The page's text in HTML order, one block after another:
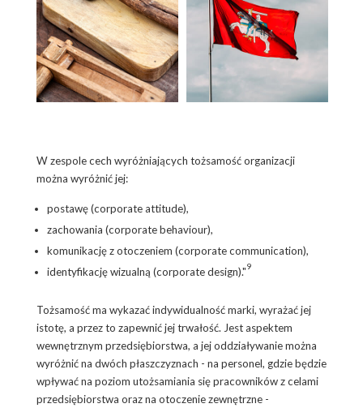
W zespole cech wyróżniających tożsamość organizacji
można wyróżnić jej:
postawę (corporate attitude),
zachowania (corporate behaviour),
komunikację z otoczeniem (corporate communication),
identyfikację wizualną (corporate design)."9
Tożsamość ma wykazać indywidualność marki, wyrażać jej
istotę, a przez to zapewnić jej trwałość. Jest aspektem
wewnętrznym przedsiębiorstwa, a jej oddziaływanie można
wyróżnić na dwóch płaszczyznach - na personel, gdzie będzie
wpływać na poziom utożsamiania się pracowników z celami
przedsiębiorstwa oraz na otoczenie zewnętrzne -